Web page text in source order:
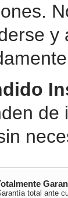
y
de
total ante